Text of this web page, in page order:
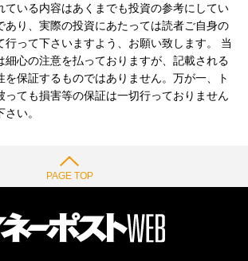
ている内容はあくまでも投資の参考にしてい
あり、実際の投資にあたっては読者ご自身の
行って下さいますよう、お願い致します。 当
細心の注意を払っておりますが、記載される
を保証するものではありません。万が一、ト
っても損害等の保証は一切行っておりません
い。
PAGE TOP